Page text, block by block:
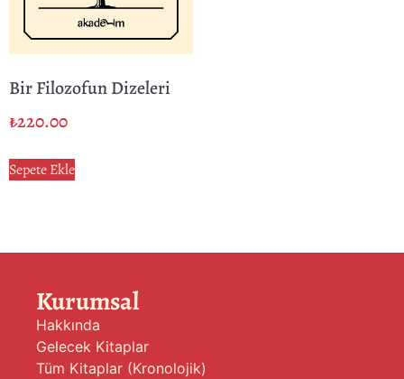
Bir Filozofun Dizeleri
₺220.00
Sepete Ekle
Kurumsal
Hakkında
Gelecek Kitaplar
Tüm Kitaplar (Kronolojik)